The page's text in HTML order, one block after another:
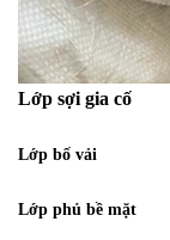
Lớp sợi gia cố
Lớp bố vải
Lớp phủ bề mặt